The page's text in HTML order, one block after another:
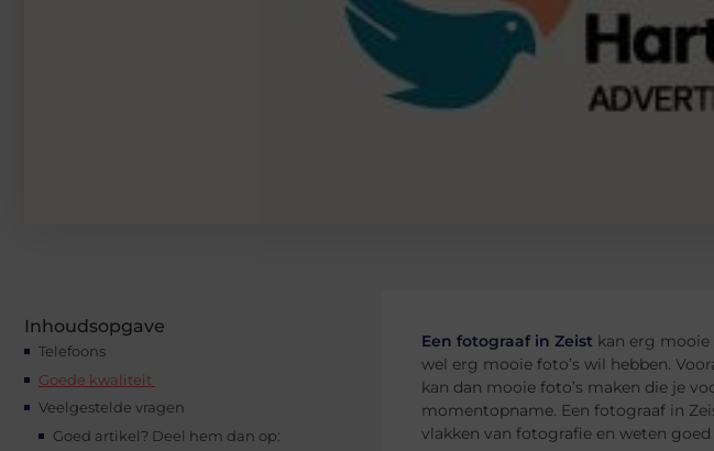
Inhoudsopgave
Telefoons
Goede kwaliteit
Veelgestelde vragen
Goed artikel? Deel hem dan op:
Een fotograaf in Zeist kan erg
wel erg mooie foto’s wil hebben.
kan dan mooie foto’s maken die je
momentopname. Een fotograaf in
vlakken van fotografie en weten